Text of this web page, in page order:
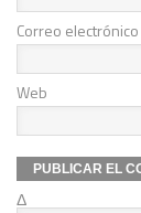
Correo electrónico
Web
Δ